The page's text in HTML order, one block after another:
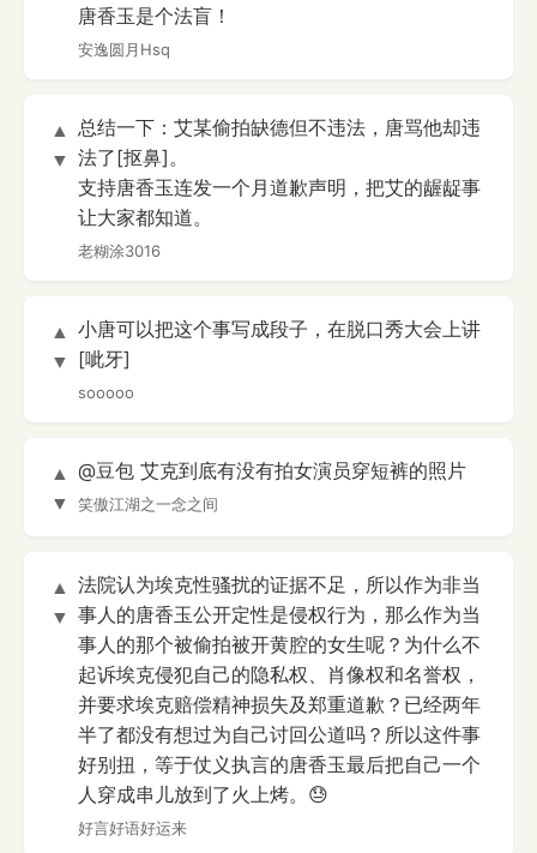
唐香玉是个法盲！
安逸圆月Hsq
▲
▼
总结一下：艾某偷拍缺德但不违法，唐骂他却违
法了[抠鼻]。
支持唐香玉连发一个月道歉声明，把艾的龌龊事
让大家都知道。
老糊涂3016
▲
▼
小唐可以把这个事写成段子，在脱口秀大会上讲
[呲牙]
sooooo
▲
▼
@豆包 艾克到底有没有拍女演员穿短裤的照片
笑傲江湖之一念之间
▲
▼
法院认为埃克性骚扰的证据不足，所以作为非当
事人的唐香玉公开定性是侵权行为，那么作为当
事人的那个被偷拍被开黄腔的女生呢？为什么不
起诉埃克侵犯自己的隐私权、肖像权和名誉权，
并要求埃克赔偿精神损失及郑重道歉？已经两年
半了都没有想过为自己讨回公道吗？所以这件事
好别扭，等于仗义执言的唐香玉最后把自己一个
人穿成串儿放到了火上烤。😓
好言好语好运来